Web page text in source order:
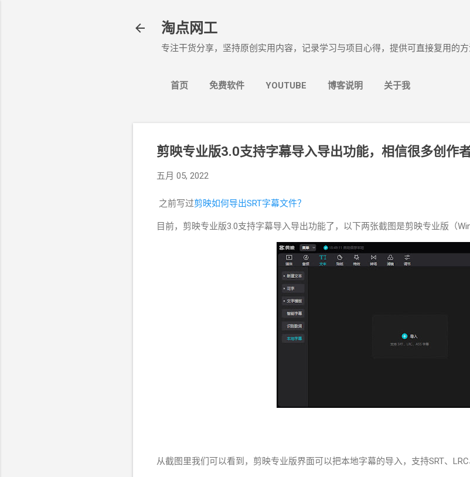
淘点网工
专注干货分享，坚持原创实用内容，记录学习与项目心得，提供可直接复用的方
首页 免费软件 YOUTUBE 博客说明 关于我
剪映专业版3.0支持字幕导入导出功能，相信很多创作
五月 05, 2022
之前写过剪映如何导出SRT字幕文件？
目前，剪映专业版3.0支持字幕导入导出功能了，以下两张截图是剪映专业版（
从截图里我们可以看到，剪映专业版界面可以把本地字幕的导入，支持SRT、LRC